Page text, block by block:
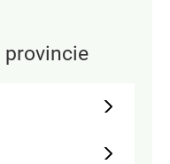
provincie